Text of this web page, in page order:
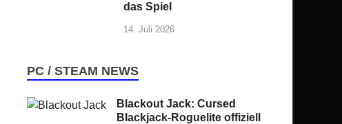
das Spiel
14. Juli 2026
PC / STEAM NEWS
Blackout Jack: Cursed
Blackjack-Roguelite offiziell